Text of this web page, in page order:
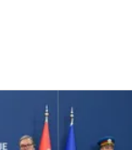
за фінансову